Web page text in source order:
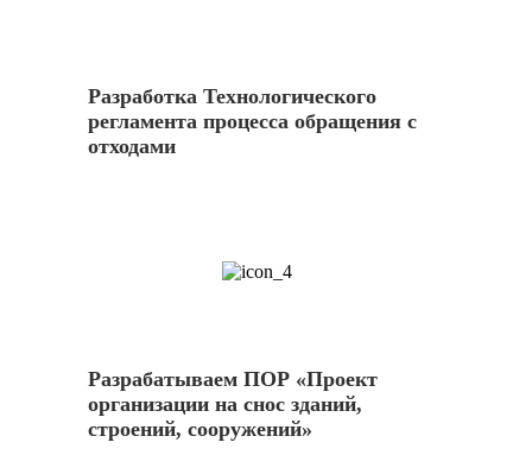
Разработка Технологического
регламента процесса обращения с
отходами
Разрабатываем ПОР «Проект
организации на снос зданий,
строений, сооружений»